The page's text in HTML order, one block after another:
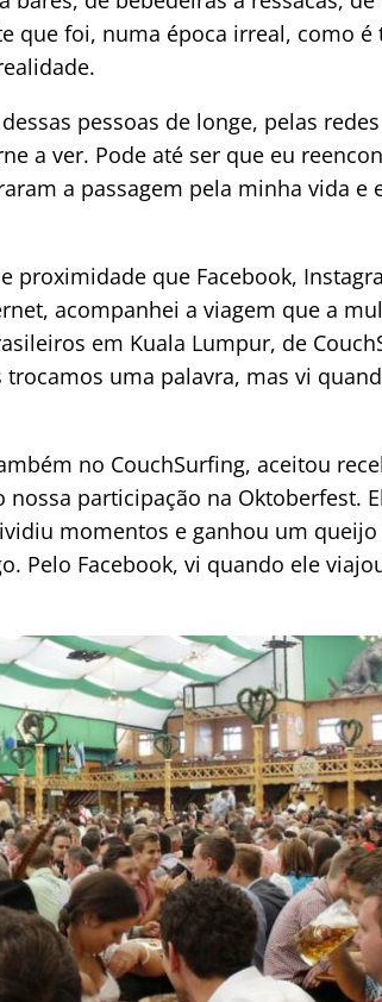
que foi, numa época irreal, como é
pessoas de longe, pelas
a ver. Pode até ser que eu
a passagem pela minha vida e
proximidade que Facebook,
acompanhei a viagem que a
em Kuala Lumpur, de
uma palavra, mas vi
no CouchSurfing, aceitou
participação na Oktoberfest.
momentos e ganhou um
Pelo Facebook, vi quando ele